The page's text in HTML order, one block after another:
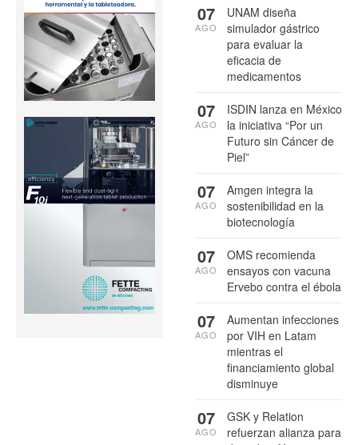
UNAM diseña
simulador gástrico
para evaluar la
eficacia de
medicamentos
07
AGO
ISDIN lanza en México
la iniciativa “Por un
Futuro sin Cáncer de
Piel”
07
AGO
Amgen integra la
sostenibilidad en la
biotecnología
07
AGO
OMS recomienda
ensayos con vacuna
Ervebo contra el ébola
07
AGO
Aumentan infecciones
por VIH en Latam
mientras el
financiamiento global
disminuye
07
AGO
GSK y Relation
refuerzan alianza para
07
AGO